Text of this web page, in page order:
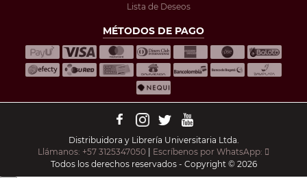
Lista de Deseos
MÉTODOS DE PAGO
Distribuidora y Librería Universitaria Ltda.
Llámanos: +57 3125347050 | Escríbenos por WhatsApp:
Todos los derechos reservados - Copyright © 2026